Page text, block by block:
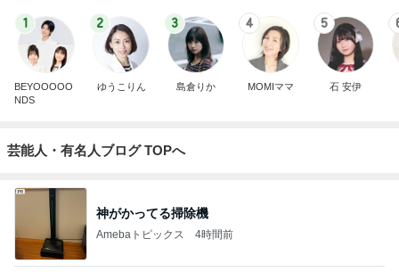
1
BEYOOOOO
NDS
2
ゆうこりん
3
島倉りか
4
MOMIママ
5
石 安伊
芸能人・有名人ブログ TOPへ
神がかってる掃除機
Amebaトピックス 4時間前